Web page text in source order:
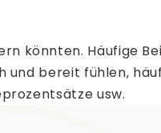
könnten. Häufige
und bereit fühlen,
usw.